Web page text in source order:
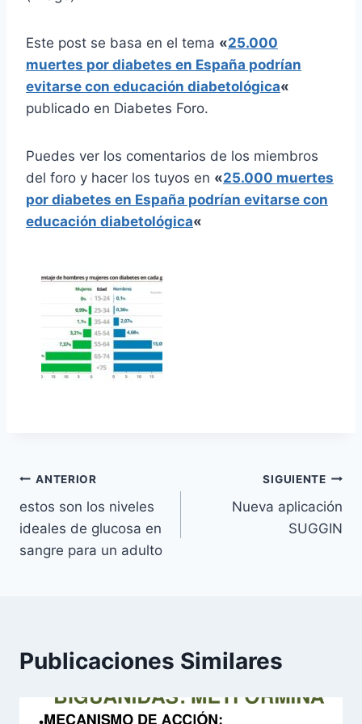
Este post se basa en el tema «25.000
muertes por diabetes en España podrían
evitarse con educación diabetológica«
publicado en Diabetes Foro.
Puedes ver los comentarios de los miembros
del foro y hacer los tuyos en «25.000 muertes
por diabetes en España podrían evitarse con
educación diabetológica«
Navegación
de
entradas
ANTERIOR
estos son los niveles
ideales de glucosa en
sangre para un adulto
SIGUIENTE
Nueva aplicación
SUGGIN
Publicaciones Similares